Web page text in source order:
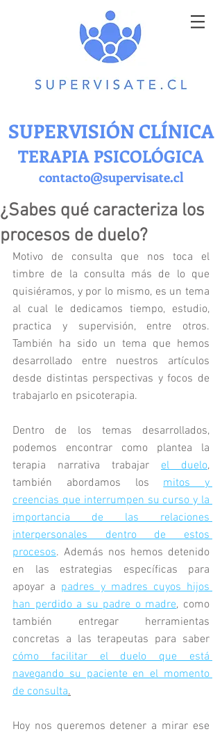
SUPERVISIÓN CLÍNICA
TERAPIA PSICOLÓGICA
contacto@supervisate.cl
¿Sabes qué caracteriza los
procesos de duelo?
Motivo de consulta que nos toca el
timbre de la consulta más de lo que
quisiéramos, y por lo mismo, es un tema
al cual le dedicamos tiempo, estudio,
practica y supervisión, entre otros.
También ha sido un tema que hemos
desarrollado entre nuestros artículos
desde distintas perspectivas y focos de
trabajarlo en psicoterapia.
Dentro de los temas desarrollados,
podemos encontrar como plantea la
terapia narrativa trabajar el duelo,
también abordamos los mitos y
creencias que interrumpen su curso y la
importancia de las relaciones
interpersonales dentro de estos
procesos. Además nos hemos detenido
en las estrategias específicas para
apoyar a padres y madres cuyos hijos
han perdido a su padre o madre, como
también entregar herramientas
cómo facilitar el duelo que está
navegando su paciente en el momento
de consulta.
Hoy nos queremos detener a mirar ese